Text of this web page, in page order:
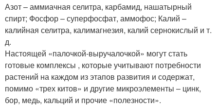
Азот – аммиачная селитра, карбамид, нашатырный
спирт; Фосфор – суперфосфат, аммофос; Калий –
калийная селитра, калимагнезия, калий сернокислый и т.
д.
Настоящей «палочкой-выручалочкой» могут стать
готовые комплексы , которые учитывают потребности
растений на каждом из этапов развития и содержат,
помимо «трех китов» и другие микроэлементы – цинк,
бор, медь, кальций и прочие «полезности».